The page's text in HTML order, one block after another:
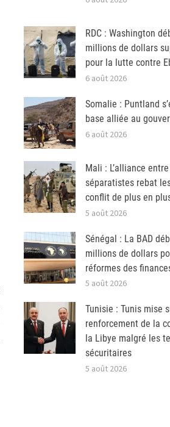
RDC : Washington
millions de dollars
pour la lutte contre
6 août 2026
Somalie : Puntland
base alliée au
6 août 2026
Mali : L’alliance
séparatistes rebat
conflit de plus en
5 août 2026
Sénégal : La BAD
millions de dollars
réformes des
5 août 2026
Tunisie : Tunis mise
renforcement de la
la Libye malgré les
sécuritaires
5 août 2026